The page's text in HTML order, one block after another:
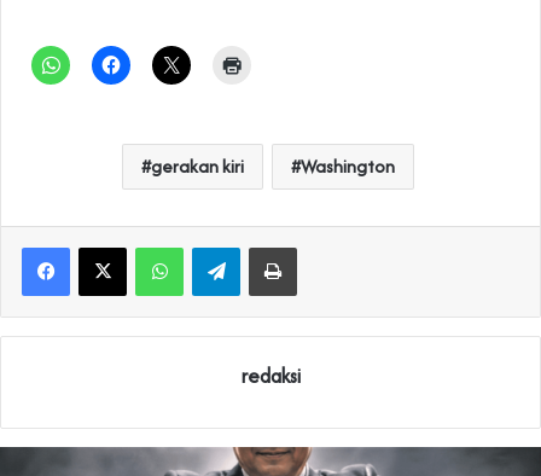
gerakan kiri Washington
WhatsAppTelegramPrint
redaksi